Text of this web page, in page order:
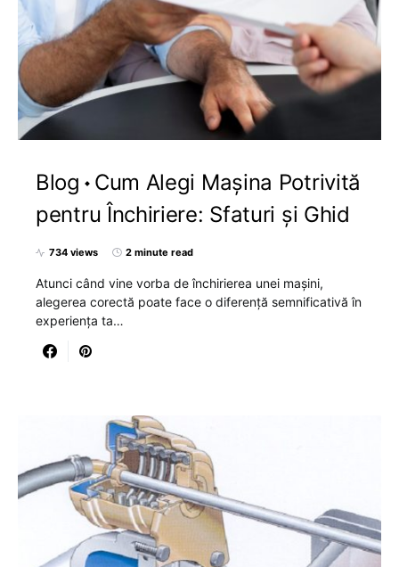
Blog
Cum Alegi Mașina Potrivită
pentru Închiriere: Sfaturi și Ghid
734 views 2 minute read
Atunci când vine vorba de închirierea unei mașini,
alegerea corectă poate face o diferență semnificativă în
experiența ta…